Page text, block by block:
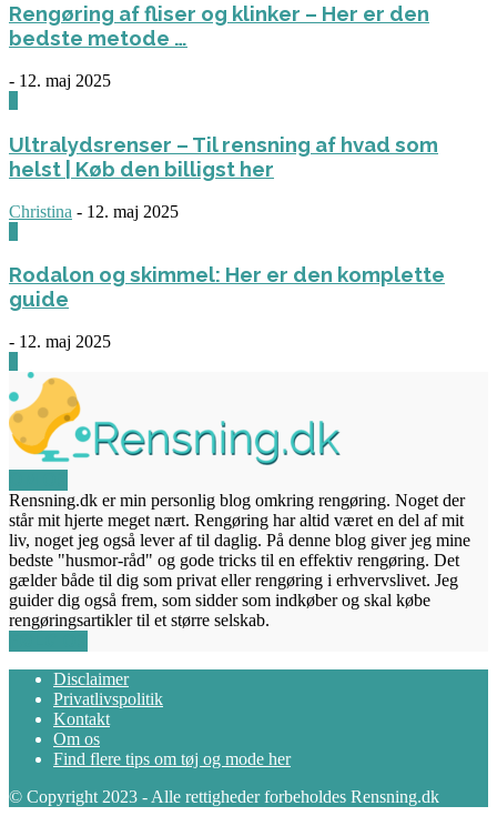
Rengøring af fliser og klinker – Her er den
bedste metode …
- 12. maj 2025
Ultralydsrenser – Til rensning af hvad som
helst | Køb den billigst her
Christina - 12. maj 2025
Rodalon og skimmel: Her er den komplette
guide
- 12. maj 2025
Rensning.dk er min personlig blog omkring rengøring. Noget der
står mit hjerte meget nært. Rengøring har altid været en del af mit
liv, noget jeg også lever af til daglig. På denne blog giver jeg mine
bedste "husmor-råd" og gode tricks til en effektiv rengøring. Det
gælder både til dig som privat eller rengøring i erhvervslivet. Jeg
guider dig også frem, som sidder som indkøber og skal købe
rengøringsartikler til et større selskab.
Disclaimer
Privatlivspolitik
Kontakt
Om os
Find flere tips om tøj og mode her
© Copyright 2023 - Alle rettigheder forbeholdes Rensning.dk